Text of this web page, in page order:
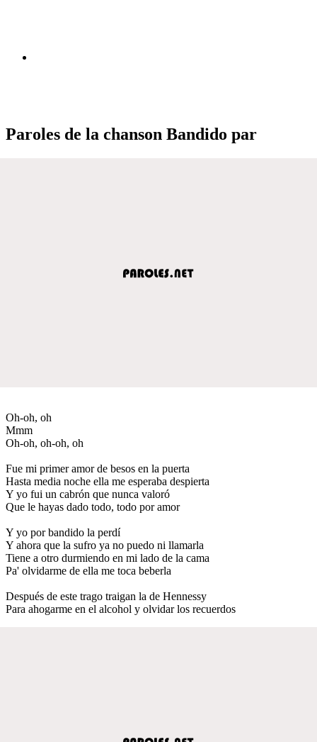
Paroles de la chanson Bandido par
Oh-oh, oh
Mmm
Oh-oh, oh-oh, oh
Fue mi primer amor de besos en la puerta
Hasta media noche ella me esperaba despierta
Y yo fui un cabrón que nunca valoró
Que le hayas dado todo, todo por amor
Y yo por bandido la perdí
Y ahora que la sufro ya no puedo ni llamarla
Tiene a otro durmiendo en mi lado de la cama
Pa' olvidarme de ella me toca beberla
Después de este trago traigan la de Hennessy
Para ahogarme en el alcohol y olvidar los recuerdos